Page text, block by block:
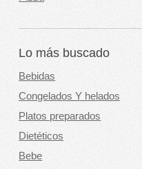
Lo más buscado
Bebidas
Congelados Y helados
Platos preparados
Dietéticos
Bebe